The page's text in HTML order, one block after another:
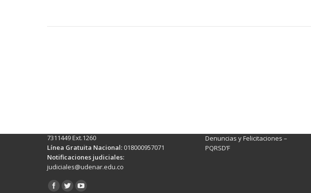
7311449 Ext.1260
Línea Gratuita Nacional: 018000957071
Notificaciones judiciales:
judiciales@udenar.edu.co
Encuéntranos en:
Denuncias y Felicitaciones –
PQRSD’F